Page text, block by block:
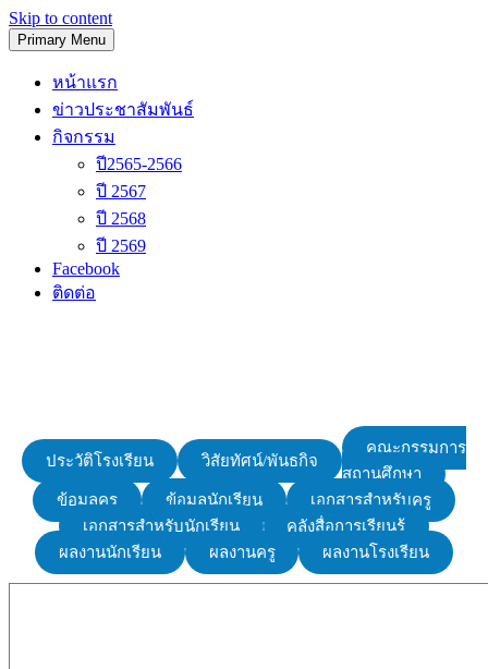
Skip to content
Primary Menu
หน้าแรก
ข่าวประชาสัมพันธ์
กิจกรรม
ปี2565-2566
ปี 2567
ปี 2568
ปี 2569
Facebook
ติดต่อ
ประวัติโรงเรียน วิสัยทัศน์/พันธกิจ
คณะกรรมการ
สถานศึกษา
ข้อมูลครู
ข้อมูลนักเรียน
เอกสารสำหรับครู
เอกสารสำหรับนักเรียน
คลังสื่อการเรียนรู้
ผลงานนักเรียน
ผลงานครู ผลงานโรงเรียน